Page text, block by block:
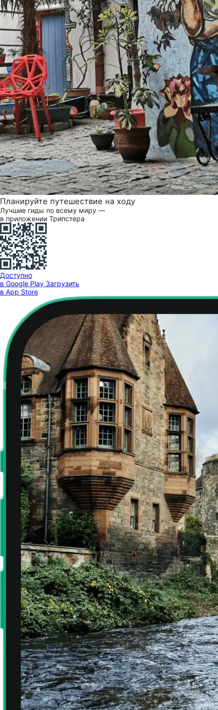
Планируйте путешествие на ходу
Лучшие гиды по всему миру —
в приложении Трипстера
Доступно
в Google Play Загрузить
в App Store